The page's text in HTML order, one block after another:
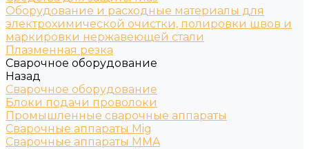
Оборудование и расходные материалы для
электрохимической очистки, полировки швов и
маркировки нержавеющей стали
Плазменная резка
Сварочное оборудование
Назад
Сварочное оборудование
Блоки подачи проволоки
Промышленные сварочные аппараты
Сварочные аппараты Mig
Сварочные аппараты MMA